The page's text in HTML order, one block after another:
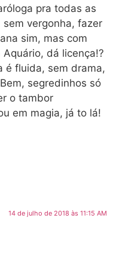
pra todas as
sem vergonha, fazer
sim, mas com
dá licença!?
é fluida, sem drama,
segredinhos só
o tambor
em magia, já to lá!
14 de julho de 2018 às 11:15 AM